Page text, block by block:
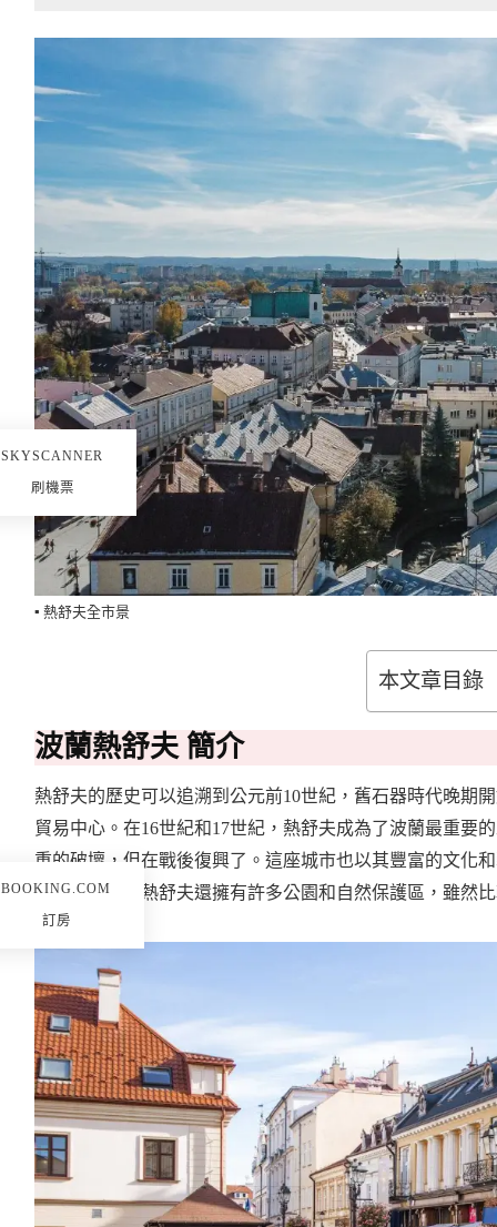
▪️ 熱舒夫全市景
本文章目錄
波蘭熱舒夫 簡介
熱舒夫的歷史可以追溯到公元前10世紀，舊石器時代晚期
貿易中心。在16世紀和17世紀，熱舒夫成為了波蘭最重要
重的破壞，但在戰後復興了。這座城市也以其豐富的文化
物館。此外，熱舒夫還擁有許多公園和自然保護區，雖然
SKYSCANNER
刷機票
BOOKING.COM
訂房